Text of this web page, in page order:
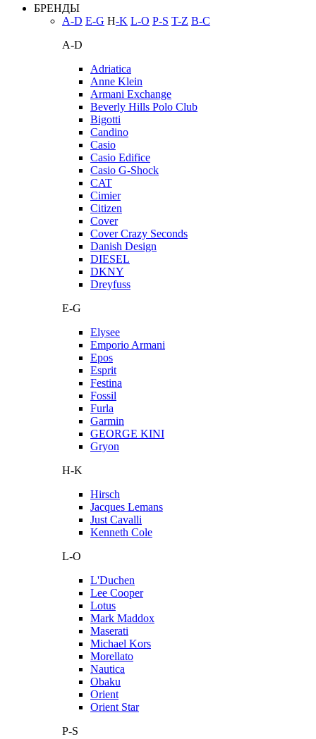
БРЕНДЫ
A-D E-G H-K L-O P-S T-Z В-С
A-D
Adriatica
Anne Klein
Armani Exchange
Beverly Hills Polo Club
Bigotti
Candino
Casio
Casio Edifice
Casio G-Shock
CAT
Cimier
Citizen
Cover
Cover Crazy Seconds
Danish Design
DIESEL
DKNY
Dreyfuss
E-G
Elysee
Emporio Armani
Epos
Esprit
Festina
Fossil
Furla
Garmin
GEORGE KINI
Gryon
H-K
Hirsch
Jacques Lemans
Just Cavalli
Kenneth Cole
L-O
L'Duchen
Lee Cooper
Lotus
Mark Maddox
Maserati
Michael Kors
Morellato
Nautica
Obaku
Orient
Orient Star
P-S